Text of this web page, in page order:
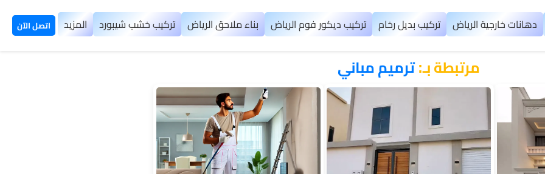
دهانات خارجية الرياض تركيب بديل رخام تركيب ديكور فوم الرياض بناء ملاحق الرياض تركيب خشب شيبورد المزيد اتصل الآن
مرتبطة بـ:​ترميم مباني